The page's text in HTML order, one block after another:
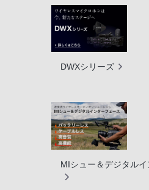
DWXシリーズ
MIシュー＆デジタル